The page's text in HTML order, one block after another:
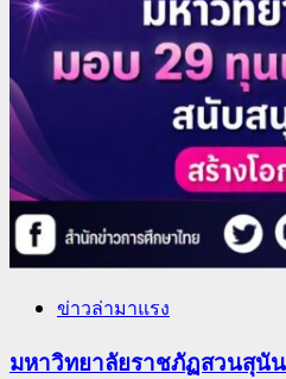
ข่าวล่ามาแรง
มหาวิทยาลัยราชภัฏสวนสุนั